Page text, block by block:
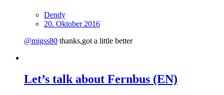
Dendy
20. Oktober 2016
@migss80 thanks,got a little better
Let’s talk about Fernbus (EN)